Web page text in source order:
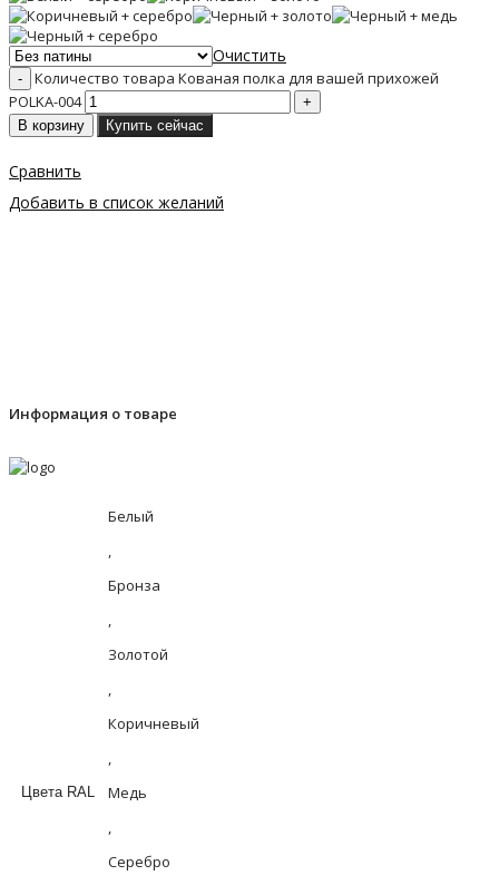
Очистить
Количество товара Кованая полка для вашей прихожей
POLKA-004
В корзину Купить сейчас
Сравнить
Добавить в список желаний
Информация о товаре
Цвета RAL
Белый
,
Бронза
,
Золотой
,
Коричневый
,
Медь
,
Серебро